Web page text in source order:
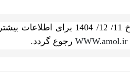
برای اطلاعات بیشتر
WWW.amol.ir رجوع گردد.